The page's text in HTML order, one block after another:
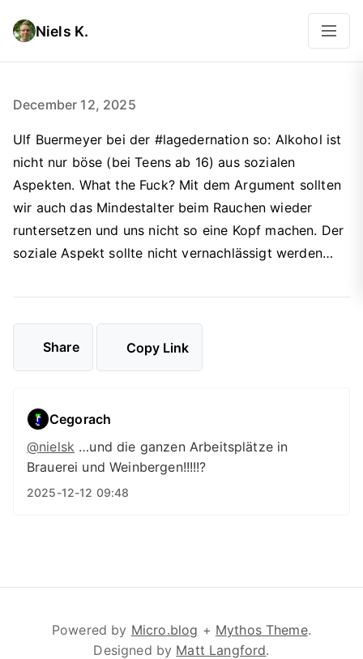
Niels K.
December 12, 2025
Ulf Buermeyer bei der #lagedernation so: Alkohol ist
nicht nur böse (bei Teens ab 16) aus sozialen
Aspekten. What the Fuck? Mit dem Argument sollten
wir auch das Mindestalter beim Rauchen wieder
runtersetzen und uns nicht so eine Kopf machen. Der
soziale Aspekt sollte nicht vernachlässigt werden…
Share Copy Link
Cegorach
@nielsk …und die ganzen Arbeitsplätze in
Brauerei und Weinbergen!!!!!?
2025-12-12 09:48
Powered by Micro.blog + Mythos Theme.
Designed by Matt Langford.